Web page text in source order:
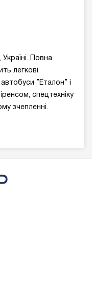
Повна
легкові
”Еталон” і
спецтехніку
зчепленні.